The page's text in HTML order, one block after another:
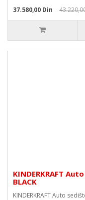
37.580,00 Din
KINDERKRAFT
BLACK
KINDERKRAFT Auto